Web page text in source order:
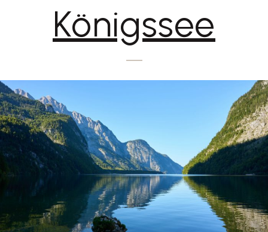
Königssee